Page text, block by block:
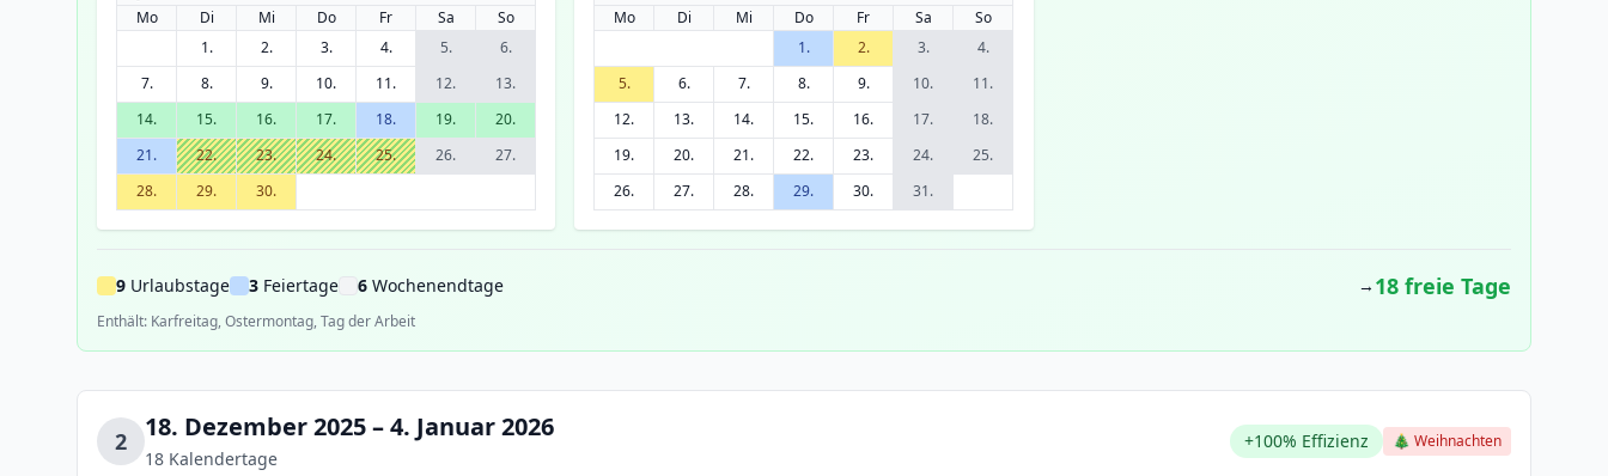
Mo Di Mi Do Fr Sa
So
1.
2. 3. 4. 5.
6.
7.
8. 9. 10. 11. 12.
13.
14.
15. 16. 17. 18. 19.
20.
21.
22. 23. 24. 25. 26.
27.
28.
29. 30.
Mo Di Mi Do Fr Sa
So
1.
2. 3.
4.
5.
6. 7. 8. 9. 10.
11.
12.
13. 14. 15. 16. 17.
18.
19.
20. 21. 22. 23. 24.
25.
26.
27. 28. 29. 30. 31.
9 Urlaubstage 3 Feiertage 6 Wochenendtage → 18 freie Tage
Enthält: Karfreitag, Ostermontag, Tag der Arbeit
2 18. Dezember 2025 – 4. Januar 2026
18 Kalendertage
+100% Effizienz 🎄 Weihnachten